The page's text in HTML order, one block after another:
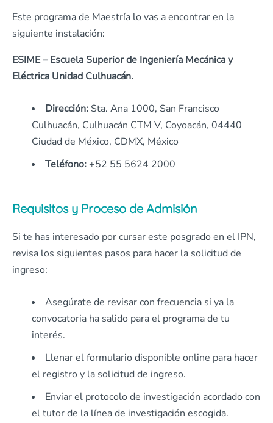
Este programa de Maestría lo vas a encontrar en la
siguiente instalación:
ESIME – Escuela Superior de Ingeniería Mecánica y
Eléctrica Unidad Culhuacán.
Dirección: Sta. Ana 1000, San Francisco
Culhuacán, Culhuacán CTM V, Coyoacán, 04440
Ciudad de México, CDMX, México
Teléfono: +52 55 5624 2000
Requisitos y Proceso de Admisión
Si te has interesado por cursar este posgrado en el IPN,
revisa los siguientes pasos para hacer la solicitud de
ingreso:
Asegúrate de revisar con frecuencia si ya la
convocatoria ha salido para el programa de tu
interés.
Llenar el formulario disponible online para hacer
el registro y la solicitud de ingreso.
Enviar el protocolo de investigación acordado con
el tutor de la línea de investigación escogida.